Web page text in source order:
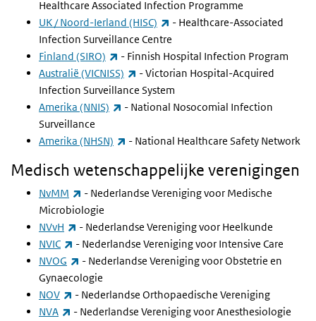
Healthcare Associated Infection Programme
UK / Noord-Ierland (HISC)
(externe link)
- Healthcare-Associated
Infection Surveillance Centre
Finland (SIRO)
(externe link)
- Finnish Hospital Infection Program
Australië (VICNISS)
(externe link)
-Victorian Hospital-Acquired
Infection Surveillance System
Amerika (NNIS)
(externe link)
- National Nosocomial Infection
Surveillance
Amerika (NHSN)
(externe link)
- National Healthcare Safety Network
Medisch wetenschappelijke verenigingen
NvMM (externe link)
- Nederlandse Vereniging voor Medische
Microbiologie
NVvH
(externe link)
- Nederlandse Vereniging voor Heelkunde
NVIC
(externe link)
- Nederlandse Vereniging voor Intensive Care
NVOG
(externe link)
- Nederlandse Vereniging voor Obstetrie en
Gynaecologie
NOV
(externe link)
- Nederlandse Orthopaedische Vereniging
NVA
(externe link)
- Nederlandse Vereniging voor Anesthesiologie